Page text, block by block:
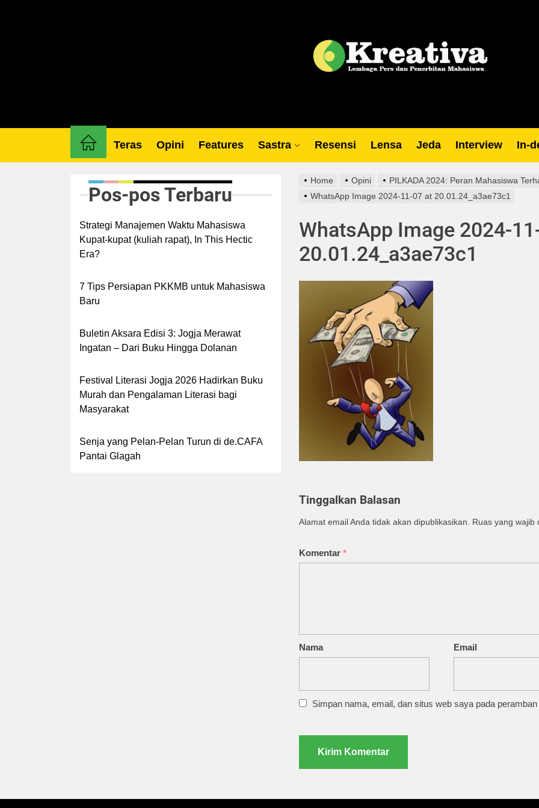
Teras Opini Features Sastra Resensi Lensa Jeda Interview In-
Home Opini
PILKADA 2024: Peran Mahasiswa
WhatsApp Image 2024-11-07 at 20.01.24_a3ae73c1
WhatsApp Image 2024-
20.01.24_a3ae73c1
Tinggalkan Balasan
Alamat email Anda tidak akan dipublikasikan. Ruas yang wajib
Komentar *
Nama Email
Simpan nama, email, dan situs web saya pada
Pos-pos Terbaru
Strategi Manajemen Waktu Mahasiswa
Kupat-kupat (kuliah rapat), In This Hectic
Era?
7 Tips Persiapan PKKMB untuk Mahasiswa
Baru
Buletin Aksara Edisi 3: Jogja Merawat
Ingatan – Dari Buku Hingga Dolanan
Festival Literasi Jogja 2026 Hadirkan Buku
Murah dan Pengalaman Literasi bagi
Masyarakat
Senja yang Pelan-Pelan Turun di de.CAFA
Pantai Glagah